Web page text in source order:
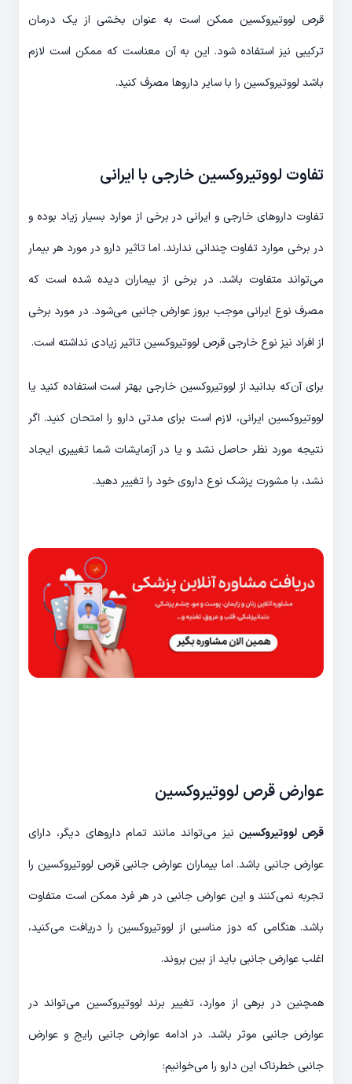
قرص لووتیروکسین ممکن است به عنوان بخشی از یک درمان
ترکیبی نیز استفاده شود. این به آن معناست که ممکن است لازم
باشد لووتیروکسین را با سایر داروها مصرف کنید.
تفاوت لووتیروکسین خارجی با ایرانی
تفاوت داروهای خارجی و ایرانی در برخی از موارد بسیار زیاد بوده و
در برخی موارد تفاوت چندانی ندارند. اما تاثیر دارو در مورد هر بیمار
می‌تواند متفاوت باشد. در برخی از بیماران دیده شده است که
مصرف نوع ایرانی موجب بروز عوارض جانبی می‌شود. در مورد برخی
از افراد نیز نوع خارجی قرص لووتیروکسین تاثیر زیادی نداشته است.
برای آن‌که بدانید از لووتیروکسین خارجی بهتر است استفاده کنید یا
لووتیروکسین ایرانی، لازم است برای مدتی دارو را امتحان کنید. اگر
نتیجه مورد نظر حاصل نشد و یا در آزمایشات شما تغییری ایجاد
نشد، با مشورت پزشک نوع داروی خود را تغییر دهید.
عوارض قرص لووتیروکسین
قرص لووتیروکسین نیز می‌تواند مانند تمام داروهای دیگر، دارای
عوارض جانبی باشد. اما بیماران عوارض جانبی قرص لووتیروکسین را
تجربه نمی‌کنند و این عوارض جانبی در هر فرد ممکن است متفاوت
باشد. هنگامی که دوز مناسبی از لووتیروکسین را دریافت می‌کنید،
اغلب عوارض جانبی باید از بین بروند.
همچنین در برهی از موارد، تغییر برند لووتیروکسین می‌تواند در
عوارض جانبی موثر باشد. در ادامه عوارض جانبی رایج و عوارض
جانبی خطرناک این دارو را می‌خوانیم: